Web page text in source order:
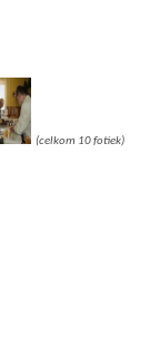
(celkom 10 fotiek)